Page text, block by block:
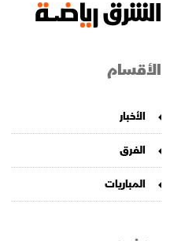
الأقسام
الأخبار
الفرق
المباريات